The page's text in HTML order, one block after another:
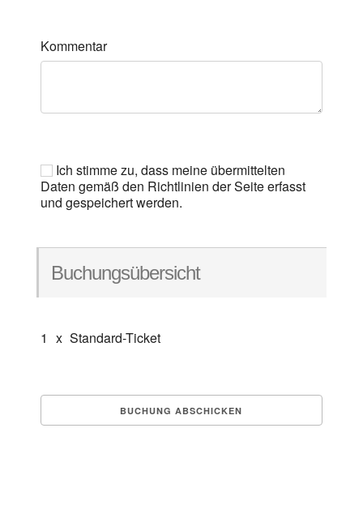
Kommentar
Ich stimme zu, dass meine übermittelten
Daten gemäß den Richtlinien der Seite erfasst
und gespeichert werden.
Buchungsübersicht
1 x Standard-Ticket